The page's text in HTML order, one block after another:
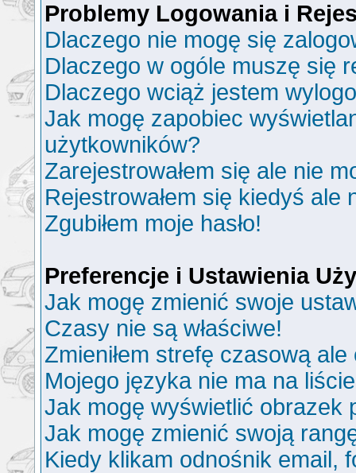
Problemy Logowania i
Dlaczego nie mogę się
Dlaczego w ogóle muszę się
Dlaczego wciąż jestem
Jak mogę zapobiec
użytkowników?
Zarejestrowałem się ale nie
Rejestrowałem się kiedyś ale
Zgubiłem moje hasło!
Preferencje i Ustawienia
Jak mogę zmienić swoje
Czasy nie są właściwe!
Zmieniłem strefę czasową
Mojego języka nie ma na
Jak mogę wyświetlić obrazek
Jak mogę zmienić swoją
Kiedy klikam odnośnik email,